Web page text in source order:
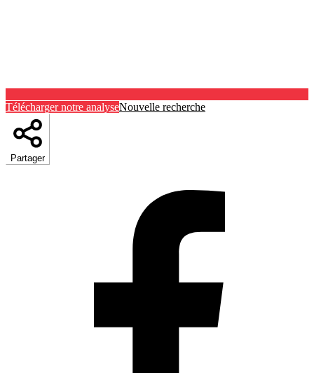
Télécharger notre analyseNouvelle recherche
Partager